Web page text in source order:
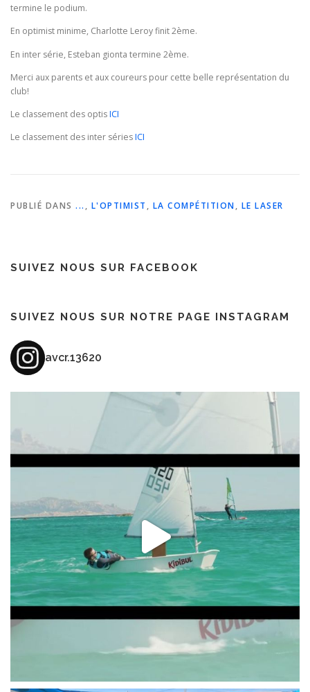
termine le podium.
En optimist minime, Charlotte Leroy finit 2ème.
En inter série, Esteban gionta termine 2ème.
Merci aux parents et aux coureurs pour cette belle représentation du
club!
Le classement des optisICI
Le classement des inter sériesICI
PUBLIÉ DANS ... , L'OPTIMIST , LA COMPÉTITION, LE LASER
SUIVEZ NOUS SUR FACEBOOK
SUIVEZ NOUS SUR NOTRE PAGE INSTAGRAM
avcr.13620